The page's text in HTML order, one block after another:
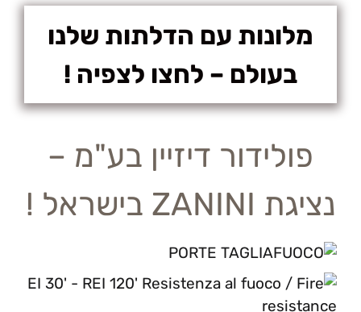
מלונות עם הדלתות שלנו
בעולם – לחצו לצפיה !
פולידור דיזיין בע"מ –
נציגת ZANINI בישראל !